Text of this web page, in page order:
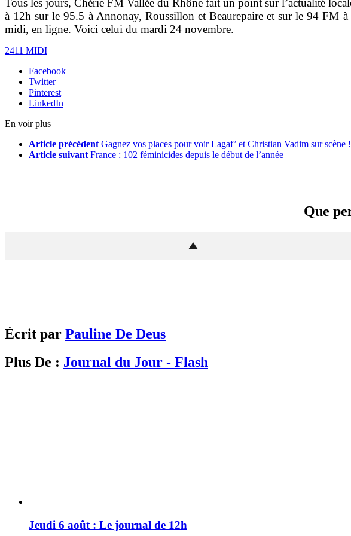
Tous les jours, Chérie FM Vallée du Rhône fait un point sur l’actualité
à 12h sur le 95.5 à Annonay, Roussillon et Beaurepaire et sur le 94 FM
midi, en ligne. Voici celui du mardi 24 novembre.
2411 MIDI
Facebook
Twitter
Pinterest
LinkedIn
En voir plus
Article précédent Gagnez vos places pour voir Lagaf’ et Christian Vadim sur scène !
Article suivant France : 102 féminicides depuis le début de l’année
Que
Écrit par Pauline De Deus
Plus De : Journal du Jour - Flash
Jeudi 6 août : Le journal de 12h